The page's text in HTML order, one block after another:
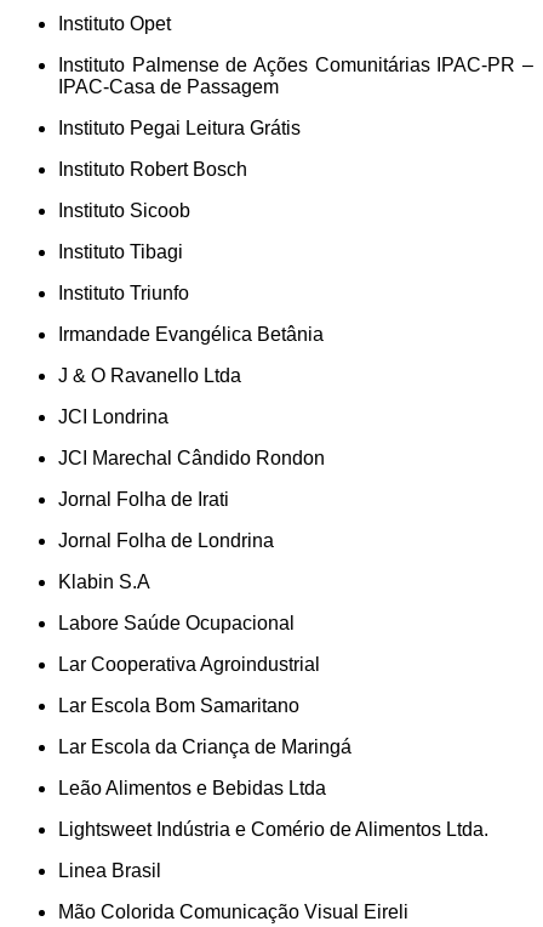
Instituto Opet
Instituto Palmense de Ações Comunitárias IPAC-PR –
IPAC-Casa de Passagem
Instituto Pegai Leitura Grátis
Instituto Robert Bosch
Instituto Sicoob
Instituto Tibagi
Instituto Triunfo
Irmandade Evangélica Betânia
J & O Ravanello Ltda
JCI Londrina
JCI Marechal Cândido Rondon
Jornal Folha de Irati
Jornal Folha de Londrina
Klabin S.A
Labore Saúde Ocupacional
Lar Cooperativa Agroindustrial
Lar Escola Bom Samaritano
Lar Escola da Criança de Maringá
Leão Alimentos e Bebidas Ltda
Lightsweet Indústria e Comério de Alimentos Ltda.
Linea Brasil
Mão Colorida Comunicação Visual Eireli